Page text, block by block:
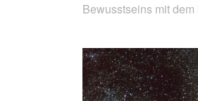
Bewusstseins mit